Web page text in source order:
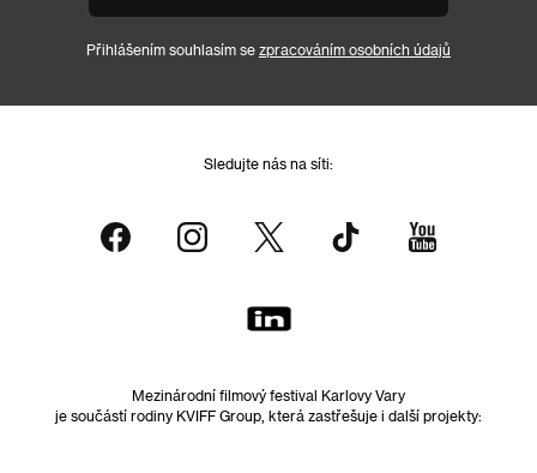
Přihlášením souhlasím se zpracováním osobních údajů
Sledujte nás na síti:
Mezinárodní filmový festival Karlovy Vary
je součástí rodiny KVIFF Group, která zastřešuje i další projekty: